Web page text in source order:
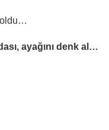
oldu…
ayağını denk al…